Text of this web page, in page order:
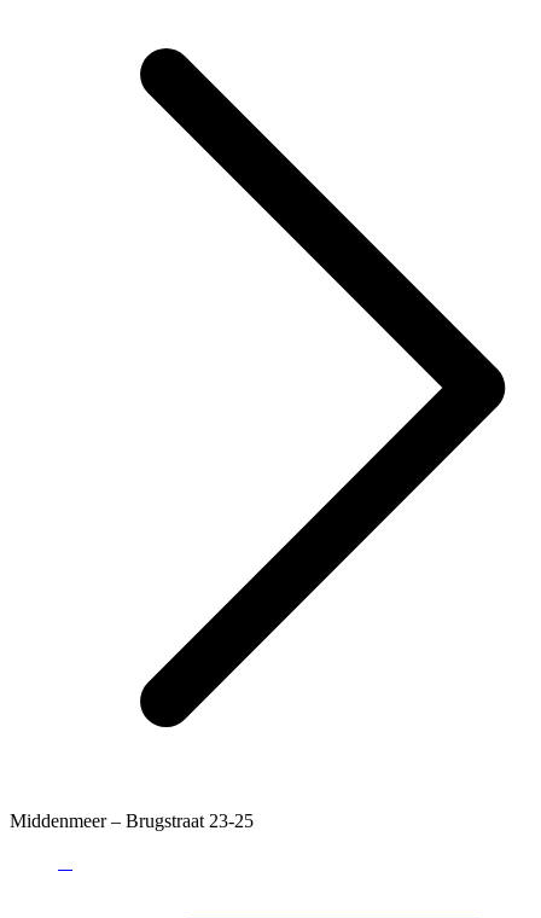
Middenmeer – Brugstraat 23-25